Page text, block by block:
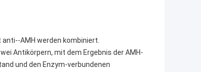
AMH werden kombiniert.
Antikörpern, mit dem Ergebnis der AMH-
und den Enzym-verbundenen